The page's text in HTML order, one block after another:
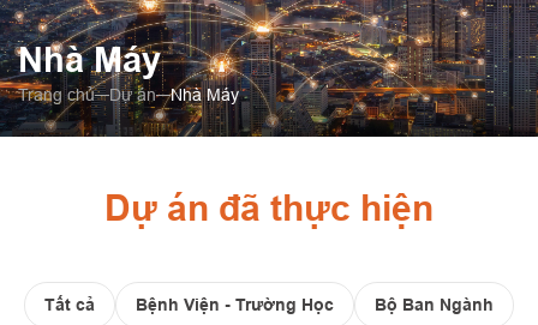
Nhà Máy
Trang chủ Dự án Nhà Máy
Dự án đã thực hiện
Tất cả Bệnh Viện - Trường Học Bộ Ban Ngành